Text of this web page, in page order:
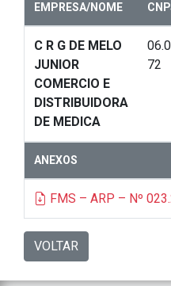
EMPRESA/NOME
C R G DE MELO
JUNIOR
COMERCIO E
DISTRIBUIDORA
DE MEDICA
72
ANEXOS
FMS – ARP – Nº
VOLTAR